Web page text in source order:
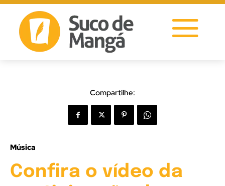
Compartilhe:
Música
Confira o vídeo da